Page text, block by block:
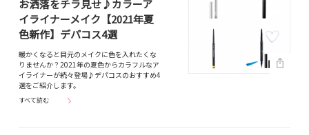
お洒落をチラ見せ♪カラーア
イライナーメイク【2021年夏
色新作】デパコス4選
暖かくなると目元のメイクに色を入れたくな
りませんか？2021年の夏色からカラフルなア
イライナーが続々登場♪デパコスのおすすめ4
選をご紹介します。
すべて読む